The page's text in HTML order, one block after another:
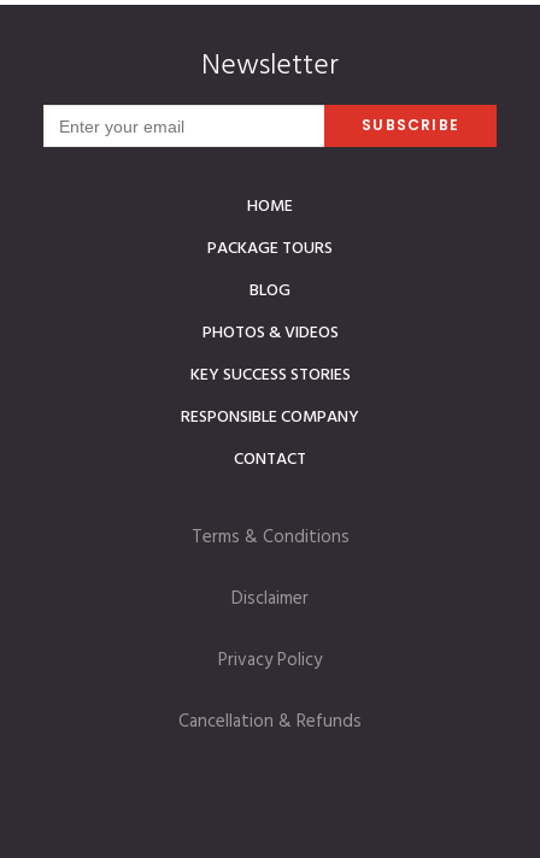
Newsletter
HOME
PACKAGE TOURS
BLOG
PHOTOS & VIDEOS
KEY SUCCESS STORIES
RESPONSIBLE COMPANY
CONTACT
Terms & Conditions
Disclaimer
Privacy Policy
Cancellation & Refunds